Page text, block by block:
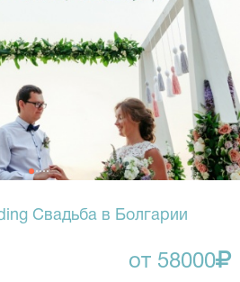
Свадьба в Болгарии
от 58000